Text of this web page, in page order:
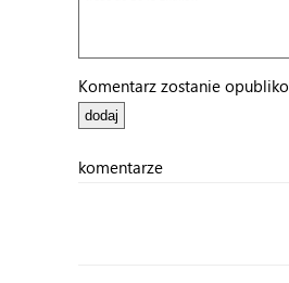
Komentarz zostanie
komentarze